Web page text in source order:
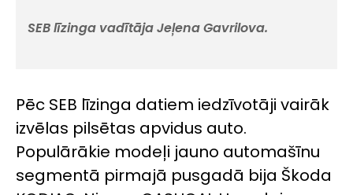
SEB līzinga vadītāja Jeļena Gavrilova.
Pēc SEB līzinga datiem iedzīvotāji vairāk
izvēlas pilsētas apvidus auto.
Populārākie modeļi jauno automašīnu
segmentā pirmajā pusgadā bija Škoda